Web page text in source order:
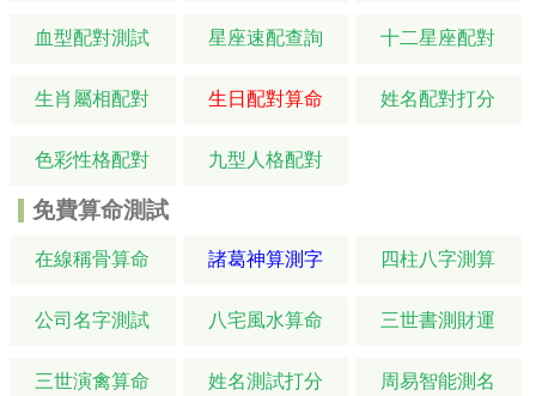
血型配對測試 星座速配查詢 十二星座配對
生肖屬相配對 生日配對算命 姓名配對打分
色彩性格配對 九型人格配對
免費算命測試
在線稱骨算命 諸葛神算測字 四柱八字測算
公司名字測試 八宅風水算命 三世書測財運
三世演禽算命 姓名測試打分 周易智能測名